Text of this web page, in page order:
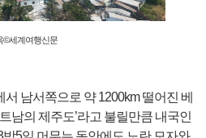
©세계여행신문
남서쪽으로 약 1200km 떨어진 베
남의 제주도’라고 불릴만큼 내국인